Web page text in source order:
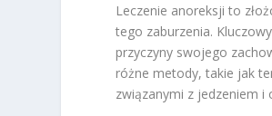
Leczenie anoreksji to
tego zaburzenia.
przyczyny swojego
różne metody, takie jak
związanymi z jedzeniem i